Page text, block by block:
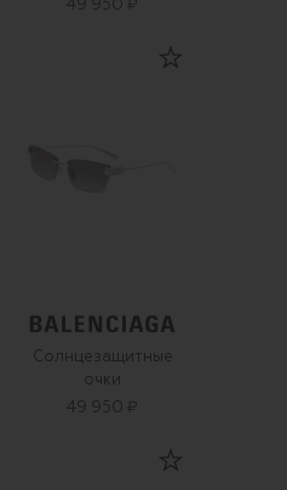
49 950 ₽
Солнцезащитные
очки
49 950 ₽